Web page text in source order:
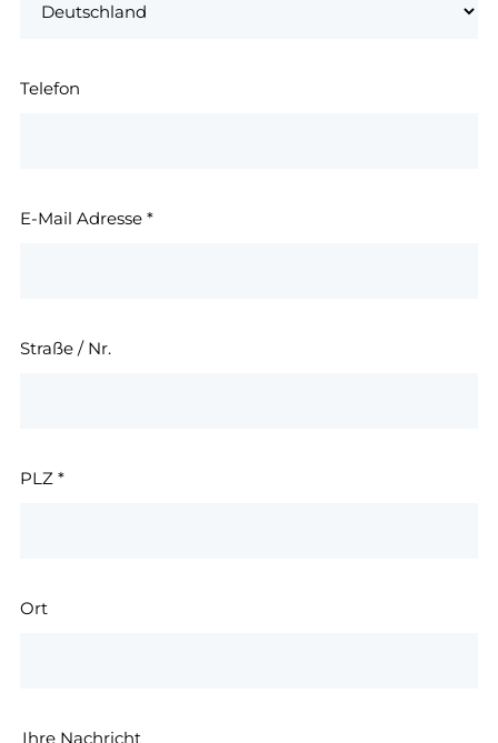
Telefon
E-Mail Adresse *
Straße / Nr.
PLZ *
Ort
Ihre Nachricht